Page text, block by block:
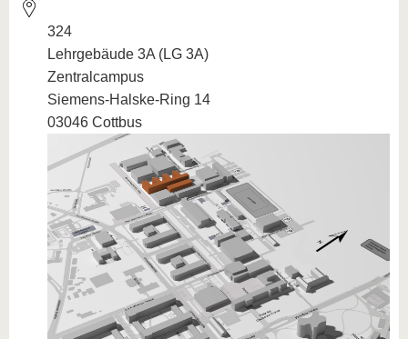
324
Lehrgebäude 3A (LG 3A)
Zentralcampus
Siemens-Halske-Ring 14
03046 Cottbus